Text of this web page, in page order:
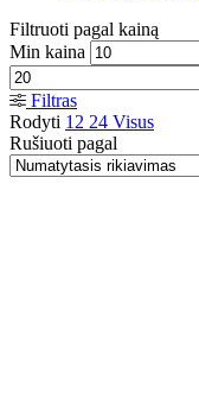
Filtruoti pagal kainą
Min kaina
Filtras
Rodyti 12 24 Visus
Rušiuoti pagal